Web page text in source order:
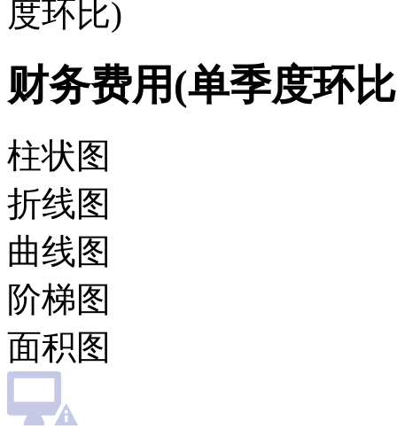
度环比)
财务费用(单季度环
柱状图
折线图
曲线图
阶梯图
面积图